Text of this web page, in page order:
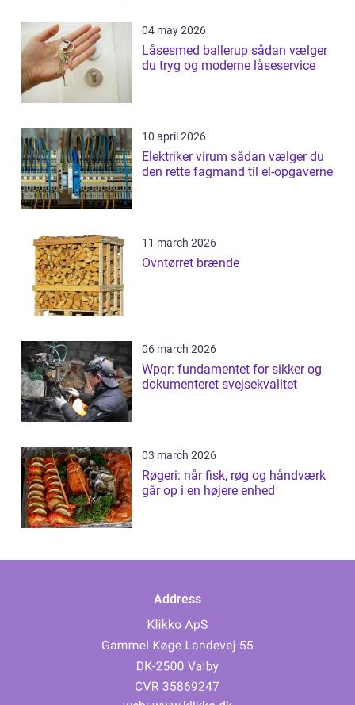
04 may 2026
Låsesmed ballerup sådan vælger
du tryg og moderne låseservice
10 april 2026
Elektriker virum sådan vælger du
den rette fagmand til el-opgaverne
11 march 2026
Ovntørret brænde
06 march 2026
Wpqr: fundamentet for sikker og
dokumenteret svejsekvalitet
03 march 2026
Røgeri: når fisk, røg og håndværk
går op i en højere enhed
Address